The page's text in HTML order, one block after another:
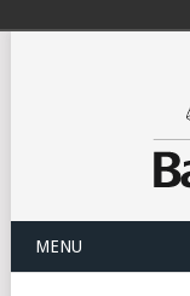
MENU